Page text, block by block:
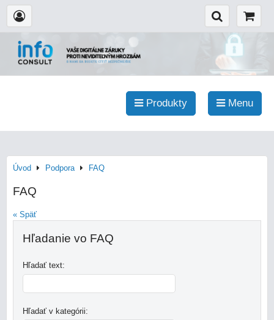
Produkty Menu
Úvod Podpora FAQ
FAQ
« Späť
Hľadanie vo FAQ
Hľadať text:
Hľadať v kategórii: